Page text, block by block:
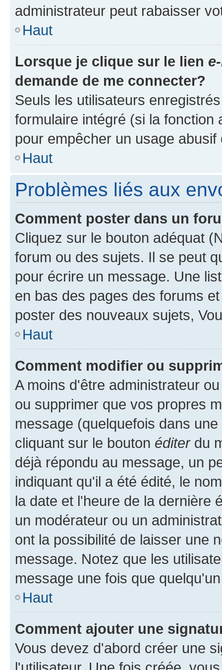
administrateur peut rabaisser
Haut
Lorsque je clique sur le lien
demande de me connecter?
Seuls les utilisateurs
formulaire intégré (si la
pour empêcher un usage
Haut
Problèmes liés aux
Comment poster dans un
Cliquez sur le bouton adéquat
forum ou des sujets. Il se peut
pour écrire un message. Une
en bas des pages des forums
poster des nouveaux sujets,
Haut
Comment modifier ou
A moins d'être administrateur
ou supprimer que vos propres
message (quelquefois dans
cliquant sur le bouton éditerdu
déjà répondu au message, un
indiquant qu'il a été édité, le
la date et l'heure de la dernière
un modérateur ou un
ont la possibilité de laisser une
message. Notez que les
message une fois que
Haut
Comment ajouter une
Vous devez d'abord créer une